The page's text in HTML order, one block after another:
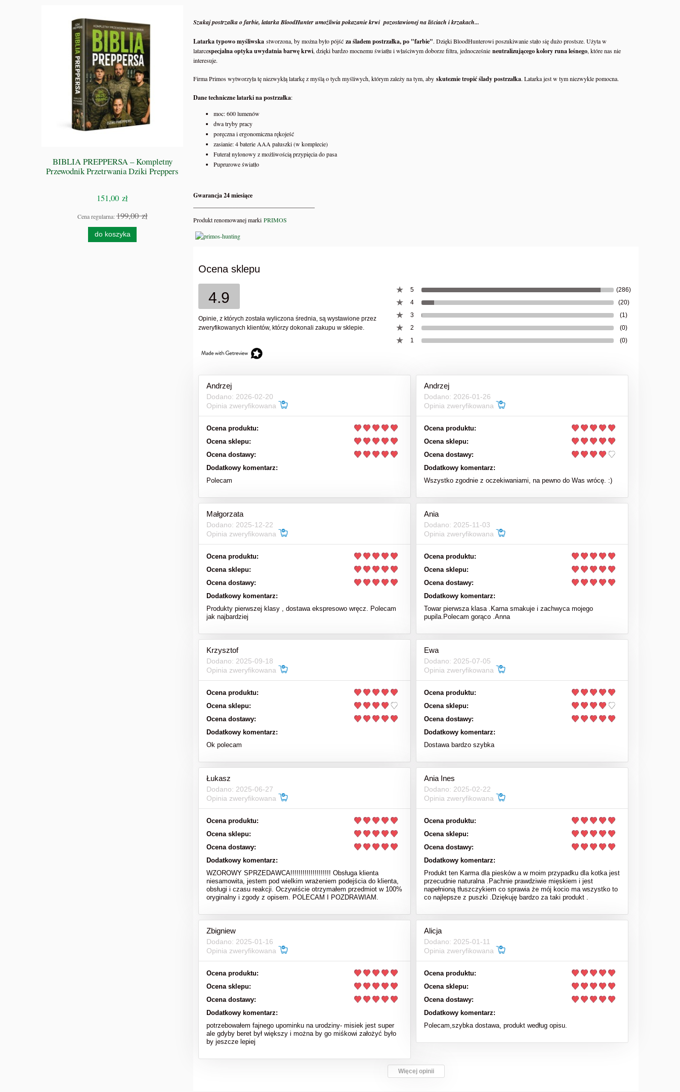
BIBLIA PREPPERSA – Kompletny
Przewodnik Przetrwania Dziki Preppers
151,00 zł
Cena regularna:199,00 zł
do koszyka
WSZYSCY JESTEŚMY W GRZE -
DZIKI PREPPERS
63,00 zł
Cena regularna: 78,00 zł
do koszyka
Szukaj postrzalka o farbie, latarka BloodHunter umożliwia pokazanie krwi pozostawionej na liściach i krzakach...
Latarka typowo myśliwska stworzona, by można było pójść za śladem postrzałka, po "farbie". Dzięki BloodHunterowi poszukiwanie stało się dużo prostsze. Użyta w
latarcespecjalna optyka uwydatnia barwę krwi, dzięki bardzo mocnemu światłu i właściwym doborze filtra, jednocześnie neutralizującego kolory runa leśnego, które nas nie
interesuje.
Firma Primos wytworzyła tę niezwykłą latarkę z myślą o tych myśliwych, którym zależy na tym, aby skuteznie tropić ślady postrzałka. Latarka jest w tym niezwykle pomocna.
Dane techniczne latarki na postrzałka:
moc: 600 lumenów
dwa tryby pracy
poręczna i ergonomiczna rękojeść
zasianie: 4 baterie AAA paluszki (w komplecie)
Futerał nylonowy z możliwością przypięcia do pasa
Puprurowe światło
Gwarancja 24 miesiące
Produkt renomowanej marki PRIMOS
Ocena sklepu
4.9
Opinie, z których została wyliczona średnia, są wystawione przez
zweryfikowanych klientów, którzy dokonali zakupu w sklepie.
5
(286)
4
(20)
3
(1)
2
(0)
1
(0)
Andrzej
Dodano: 2026-02-20
Opinia zweryfikowana
Ocena produktu:
Ocena sklepu:
Ocena dostawy:
Dodatkowy komentarz:
Polecam
Andrzej
Dodano: 2026-01-26
Opinia zweryfikowana
Ocena produktu:
Ocena sklepu:
Ocena dostawy:
Dodatkowy komentarz:
Wszystko zgodnie z oczekiwaniami, na pewno do Was wrócę. :)
Małgorzata
Dodano: 2025-12-22
Opinia zweryfikowana
Ocena produktu:
Ocena sklepu:
Ocena dostawy:
Dodatkowy komentarz:
Produkty pierwszej klasy , dostawa ekspresowo wręcz. Polecam
jak najbardziej
Ania
Dodano: 2025-11-03
Opinia zweryfikowana
Ocena produktu:
Ocena sklepu:
Ocena dostawy:
Dodatkowy komentarz:
Towar pierwsza klasa .Karna smakuje i zachwyca mojego
pupila.Polecam gorąco .Anna
Krzysztof
Dodano: 2025-09-18
Opinia zweryfikowana
Ocena produktu:
Ocena sklepu:
Ocena dostawy:
Dodatkowy komentarz:
Ok polecam
Ewa
Dodano: 2025-07-05
Opinia zweryfikowana
Ocena produktu:
Ocena sklepu:
Ocena dostawy:
Dodatkowy komentarz:
Dostawa bardzo szybka
Łukasz
Dodano: 2025-06-27
Opinia zweryfikowana
Ocena produktu:
Ocena sklepu:
Ocena dostawy:
Dodatkowy komentarz:
WZOROWY SPRZEDAWCA!!!!!!!!!!!!!!!!!!!! Obsługa klienta
niesamowita, jestem pod wielkim wrażeniem podejścia do klienta,
obsługi i czasu reakcji. Oczywiście otrzymałem przedmiot w 100%
oryginalny i zgody z opisem. POLECAM I POZDRAWIAM.
Ania Ines
Dodano: 2025-02-22
Opinia zweryfikowana
Ocena produktu:
Ocena sklepu:
Ocena dostawy:
Dodatkowy komentarz:
Produkt ten Karma dla piesków a w moim przypadku dla kotka jest
przecudnie naturalna .Pachnie prawdziwie mięskiem i jest
napełnioną tłuszczykiem co sprawia że mój kocio ma wszystko to
co najlepsze z puszki .Dziękuję bardzo za taki produkt .
Zbigniew
Dodano: 2025-01-16
Opinia zweryfikowana
Ocena produktu:
Ocena sklepu:
Ocena dostawy:
Dodatkowy komentarz:
potrzebowałem fajnego upominku na urodziny- misiek jest super
ale gdyby beret był większy i można by go miśkowi założyć było
by jeszcze lepiej
Alicja
Dodano: 2025-01-11
Opinia zweryfikowana
Ocena produktu:
Ocena sklepu:
Ocena dostawy:
Dodatkowy komentarz:
Polecam,szybka dostawa, produkt według opisu.
Więcej opinii